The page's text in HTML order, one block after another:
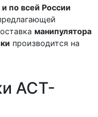
по всей России
манипулятора
производится на
АСТ-